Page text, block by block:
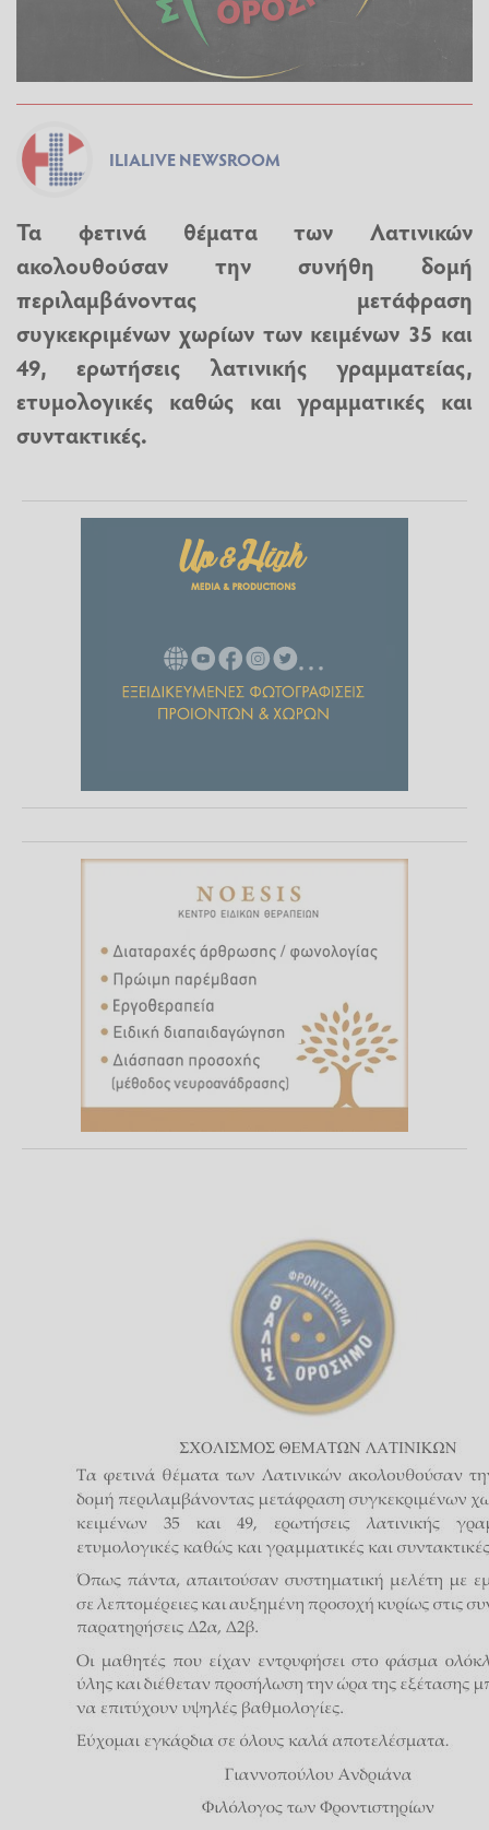
ILIALIVE NEWSROOM
Τα φετινά θέματα των Λατινικών
ακολουθούσαν την συνήθη δομή
περιλαμβάνοντας μετάφραση
συγκεκριμένων χωρίων των κειμένων 35 και
49, ερωτήσεις λατινικής γραμματείας,
ετυμολογικές καθώς και γραμματικές και
συντακτικές.